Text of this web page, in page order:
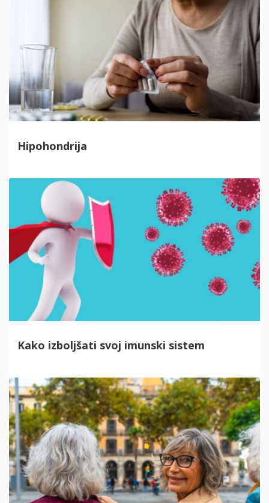
Hipohondrija
Kako izboljšati svoj imunski sistem